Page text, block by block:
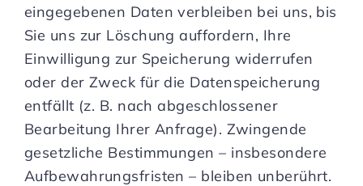
eingegebenen Daten verbleiben bei uns, bis
Sie uns zur Löschung auffordern, Ihre
Einwilligung zur Speicherung widerrufen
oder der Zweck für die Datenspeicherung
entfällt (z. B. nach abgeschlossener
Bearbeitung Ihrer Anfrage). Zwingende
gesetzliche Bestimmungen – insbesondere
Aufbewahrungsfristen – bleiben unberührt.